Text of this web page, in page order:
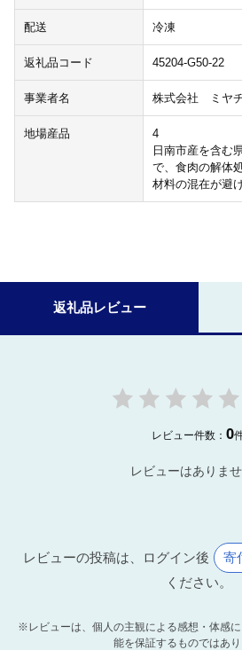
配送 冷凍
返礼品コード 45204-G50-22
事業者名 株式会社 ミヤ
地場産品
4
日南市産を含む
で、食肉の解体
材料の混在が避
返礼品レビュー
レビュー件数：0
レビューはありませ
レビューの投稿は、ログイン後 寄
ください。
※レビューは、個人の主観による感想・体感
能を保証するものではあり